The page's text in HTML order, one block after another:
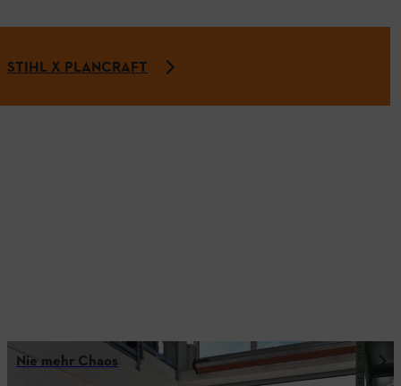
STIHL X PLANCRAFT
Nie mehr Chaos